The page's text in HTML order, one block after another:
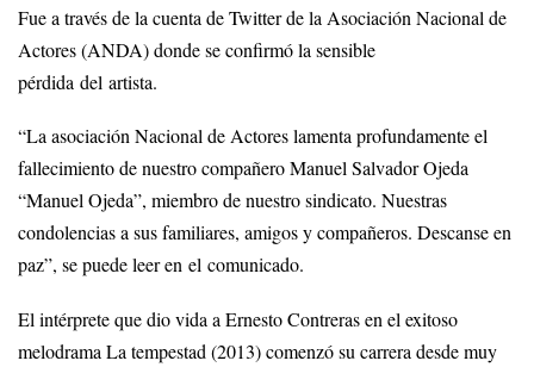
Fue a través de la cuenta de Twitter de la Asociación Nacional de
Actores (ANDA) donde se confirmó la sensible
pérdida del artista.
“La asociación Nacional de Actores lamenta profundamente el
fallecimiento de nuestro compañero Manuel Salvador Ojeda
“Manuel Ojeda”, miembro de nuestro sindicato. Nuestras
condolencias a sus familiares, amigos y compañeros. Descanse en
paz”, se puede leer en el comunicado.
El intérprete que dio vida a Ernesto Contreras en el exitoso
melodrama La tempestad (2013) comenzó su carrera desde muy